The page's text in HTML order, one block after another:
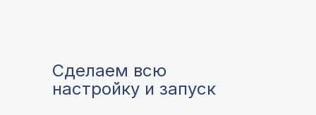
Сделаем всю
настройку и запуск